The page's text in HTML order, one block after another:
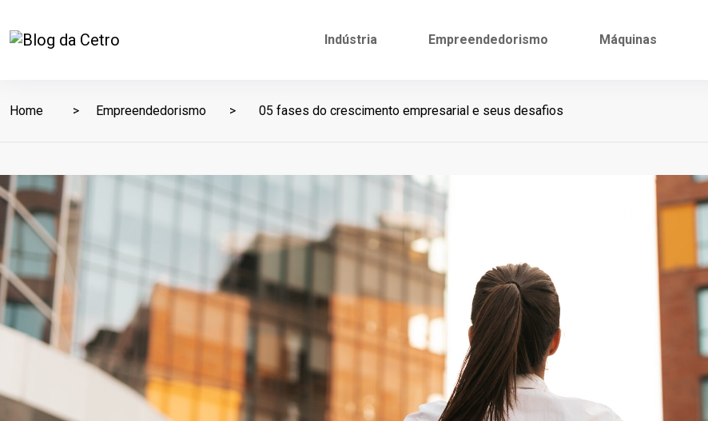
Indústria Empreendedorismo Máquinas
Home Empreendedorismo 05 fases do crescimento empresarial e seus desafios